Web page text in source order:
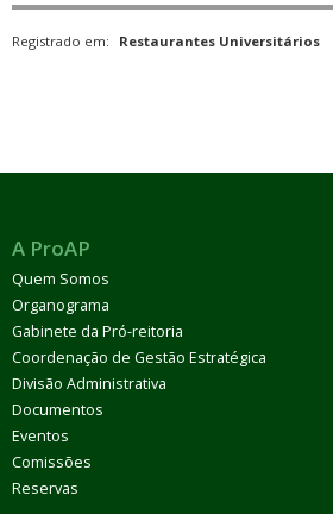
Registrado em: Restaurantes Universitários
A ProAP
Quem Somos
Organograma
Gabinete da Pró-reitoria
Coordenação de Gestão Estratégica
Divisão Administrativa
Documentos
Eventos
Comissões
Reservas